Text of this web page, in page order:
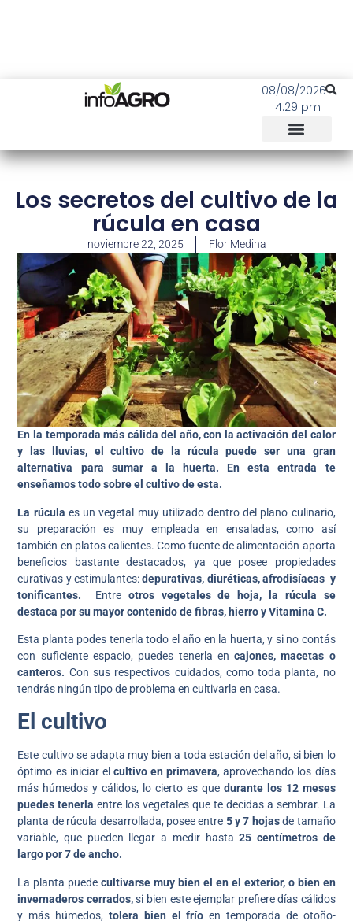
08/08/2026
4:29 pm
Los secretos del cultivo de la
rúcula en casa
noviembre 22, 2025 Flor Medina
En la temporada más cálida del año, con la activación del calor
y las lluvias, el cultivo de la rúcula puede ser una gran
alternativa para sumar a la huerta. En esta entrada te
enseñamos todo sobre el cultivo de esta.
La rúcula es un vegetal muy utilizado dentro del plano culinario,
su preparación es muy empleada en ensaladas, como así
también en platos calientes. Como fuente de alimentación aporta
beneficios bastante destacados, ya que posee propiedades
curativas y estimulantes:depurativas, diuréticas, afrodisíacas y
tonificantes.
Entre otros vegetales de hoja, la rúcula se
destaca por su mayor contenido de fibras, hierro y Vitamina C.
Esta planta podes tenerla todo el año en la huerta, y si no contás
con suficiente espacio, puedes tenerla encajones, macetas o
canteros. Con sus respectivos cuidados, como toda planta, no
tendrás ningún tipo de problema en cultivarla en casa.
El cultivo
Este cultivo se adapta muy bien a toda estación del año, si bien lo
óptimo es iniciar el cultivo en primavera, aprovechando los días
más húmedos y cálidos, lo cierto es que durante los 12 meses
puedes tenerla entre los vegetales que te decidas a sembrar. La
planta de rúcula desarrollada, posee entre 5 y 7 hojasde tamaño
variable, que pueden llegar a medir hasta25 centímetros de
largo por 7 de ancho.
La planta puedecultivarse muy bien el en el exterior, o bien en
invernaderos cerrados,si bien este ejemplar prefiere días cálidos
y más húmedos, tolera bien el frío en temporada de otoño-